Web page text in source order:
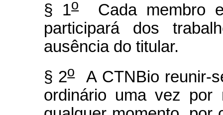
§ 1oCada membro
participará dos
ausência do titular.
§ 2oA CTNBio reunir-
ordinário uma vez por